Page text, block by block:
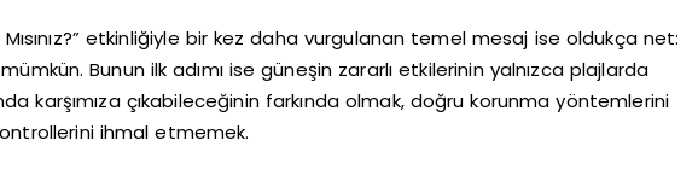
etkinliğiyle bir kez daha vurgulanan temel mesaj ise oldukça net:
Bunun ilk adımı ise güneşin zararlı etkilerinin yalnızca plajlarda
karşımıza çıkabileceğinin farkında olmak, doğru korunma yöntemlerini
ihmal etmemek.